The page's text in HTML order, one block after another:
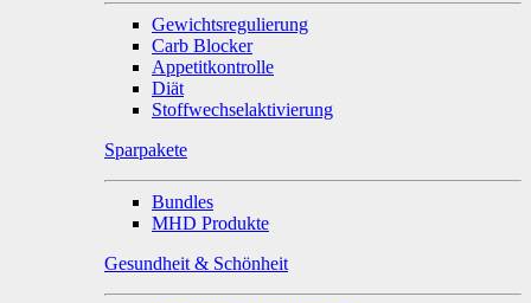
Gewichtsregulierung
Carb Blocker
Appetitkontrolle
Diät
Stoffwechselaktivierung
Sparpakete
Bundles
MHD Produkte
Gesundheit & Schönheit